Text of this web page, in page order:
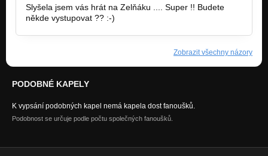
Slyšela jsem vás hrát na Zelňáku .... Super !! Budete
někde vystupovat ?? :-)
Zobrazit všechny názory
PODOBNÉ KAPELY
K vypsání podobných kapel nemá kapela dost fanoušků.
Podobnost se určuje podle počtu společných fanoušků.